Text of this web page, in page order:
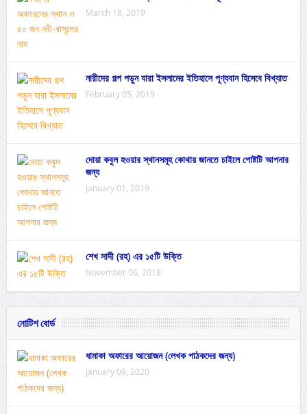
March 18, 2019
নারীদের গল্প পড়ুন যারা ইসলামের ইতিহাসে পূণ্যবান হিসেবে বিখ্যাত
February 05, 2019
দোয়া কবুল হওয়ার স্থানসমূহ কোথায় জানতে চাইলে পোষ্টটি আপনার
জন্য
January 01, 2019
শেখ সাদী (রহ) এর ১৫টি উক্তি
November 06, 2018
নোটিশ বোর্ড
ধামাকা অফারের আয়োজন (লেখক পাঠকদের জন্য)
January 09, 2020